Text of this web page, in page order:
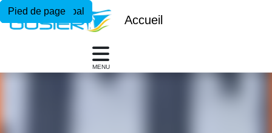
Menu principal
Contenu principal
Pied de page
Accueil
MENU